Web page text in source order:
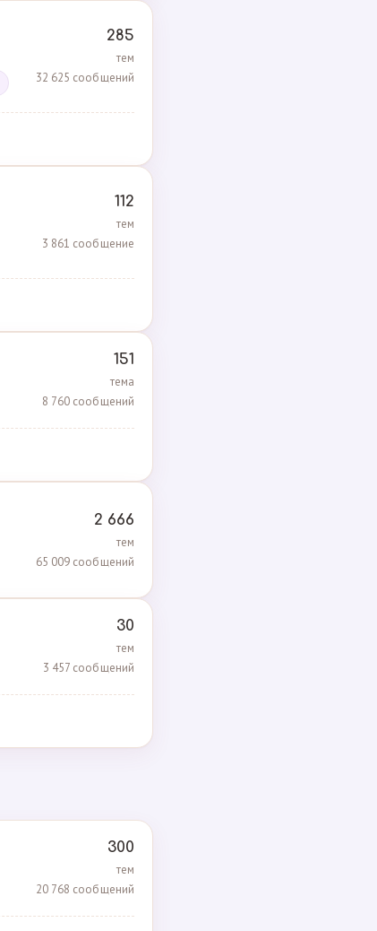
285
тем
32 625 сообщений
112
тем
3 861 сообщение
151
тема
8 760 сообщений
2 666
тем
65 009 сообщений
30
тем
3 457 сообщений
300
тем
20 768 сообщений